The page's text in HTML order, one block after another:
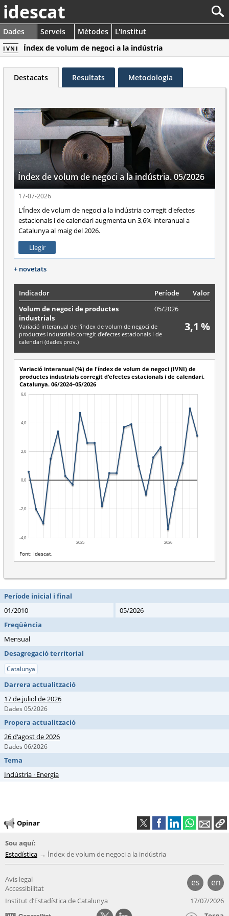
idescat
Dades Serveis Mètodes L'Institut
IVNI Índex de volum de negoci a la indústria
Destacats Resultats Metodologia
Índex de volum de negoci a la indústria. 05/2026
17-07-2026
L'Índex de volum de negoci a la indústria corregit d'efectes
estacionals i de calendari augmenta un 3,6% interanual a
Catalunya al maig del 2026.
Llegir
+ novetats
Indicador Període
Valor
Volum de negoci de productes
industrials
05/2026
3,1 %
Variació interanual de l'índex de volum de negoci de
productes industrials corregit d'efectes estacionals i de
calendari (dades prov.)
Període inicial i final
01/2010
05/2026
Freqüència
Mensual
Desagregació territorial
Catalunya
Darrera actualització
17 de juliol de 2026
Dades 05/2026
Propera actualització
26 d'agost de 2026
Dades 06/2026
Tema
Indústria · Energia
Opinar
Sou aquí:
Estadística
Índex de volum de negoci a la indústria
es en
Avís legal
Accessibilitat
Institut d’Estadística de Catalunya
17/07/2026